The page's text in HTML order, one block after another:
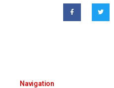
Navigation